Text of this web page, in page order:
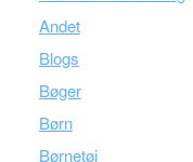
Andet
Blogs
Bøger
Børn
Børnetøj